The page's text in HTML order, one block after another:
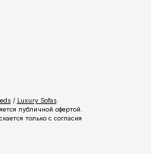
/ Luxury Sofas.
публичной офертой.
только с согласия